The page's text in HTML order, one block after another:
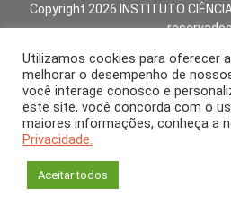
Copyright 2026 INSTITUTO
opinião de seus
É proibida a reprodução, integral ou
e textos) sem prévia
Utilizamos cookies para oferecer
melhorar o desempenho de
você interage conosco e
este site, você concorda com o
maiores informações, conheça a
Privacidade.
Aceitar todos